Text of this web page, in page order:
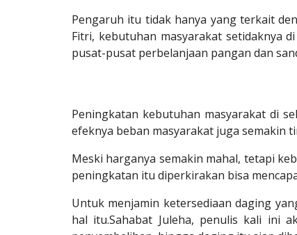
Pengaruh itu tidak hanya yang terkait
Fitri, kebutuhan masyarakat setidaknya
pusat-pusat perbelanjaan pangan dan
Peningkatan kebutuhan masyarakat di
efeknya beban masyarakat juga semakin
Meski harganya semakin mahal, tetapi
peningkatan itu diperkirakan bisa
Untuk menjamin ketersediaan daging
hal itu.Sahabat Juleha, penulis kali ini